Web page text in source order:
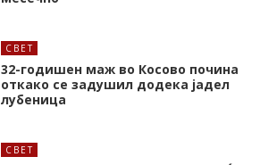
СВЕТ
32-годишен маж во Косово почина
откако се задушил додека јадел
лубеница
СВЕТ